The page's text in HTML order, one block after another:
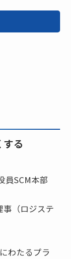
る
員SCM本部
事（ロジステ
わたるプラ